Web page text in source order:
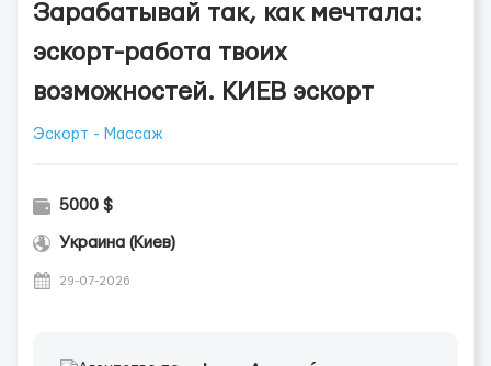
Зарабатывай так, как мечтала:
эскорт-работа твоих
возможностей. КИЕВ эскорт
Эскорт - Массаж
5000 $
Украина (Киев)
29-07-2026